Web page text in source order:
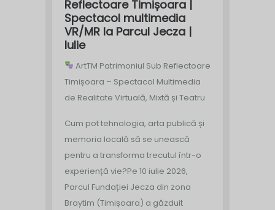
Reflectoare Timișoara |
Spectacol multimedia
VR/MR la Parcul Jecza |
Iulie
ArtTM Patrimoniul Sub Reflectoare
Timișoara – Spectacol Multimedia
de Realitate Virtuală, Mixtă și Teatru
Cum pot tehnologia, arta publică și
memoria locală să se unească
pentru a transforma trecutul într-o
experiență vie?Pe 10 iulie 2026,
Parcul Fundației Jecza din zona
Braytim (Timișoara) a găzduit